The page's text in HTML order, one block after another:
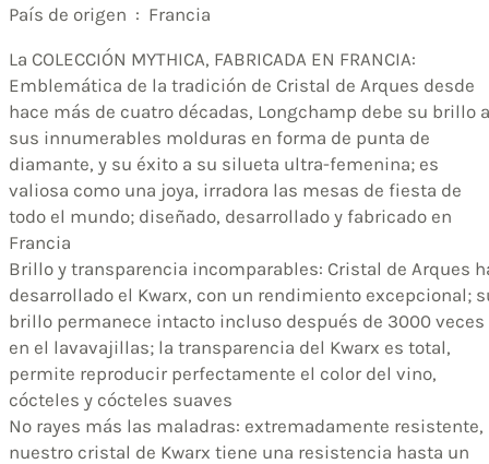
País de origen ‏ : ‎ Francia
La COLECCIÓN MYTHICA, FABRICADA EN FRANCIA:
Emblemática de la tradición de Cristal de Arques desde
hace más de cuatro décadas, Longchamp debe su brillo a
sus innumerables molduras en forma de punta de
diamante, y su éxito a su silueta ultra-femenina; es
valiosa como una joya, irradora las mesas de fiesta de
todo el mundo; diseñado, desarrollado y fabricado en
Francia
Brillo y transparencia incomparables: Cristal de Arques
desarrollado el Kwarx, con un rendimiento excepcional;
brillo permanece intacto incluso después de 3000 veces
en el lavavajillas; la transparencia del Kwarx es total,
permite reproducir perfectamente el color del vino,
cócteles y cócteles suaves
No rayes más las maladras: extremadamente resistente,
nuestro cristal de Kwarx tiene una resistencia hasta un